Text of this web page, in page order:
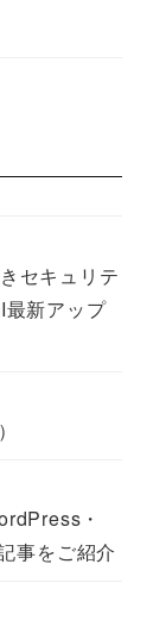
セキュリテ
新アップ
・
事をご紹介